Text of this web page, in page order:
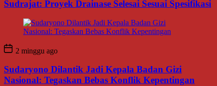
Sudrajat: Proyek Drainase Selesai Sesuai Spesifikasi
2 minggu ago
Sudaryono Dilantik Jadi Kepala Badan Gizi
Nasional: Tegaskan Bebas Konflik Kepentingan